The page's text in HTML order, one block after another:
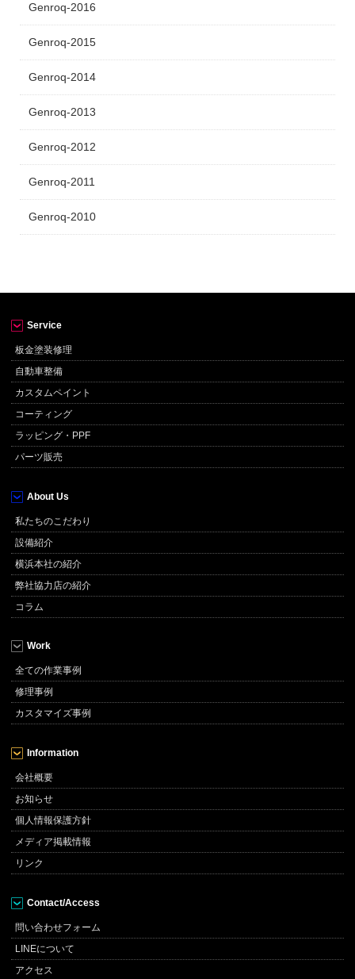
Genroq-2016
Genroq-2015
Genroq-2014
Genroq-2013
Genroq-2012
Genroq-2011
Genroq-2010
Service
板金塗装修理
自動車整備
カスタムペイント
コーティング
ラッピング・PPF
パーツ販売
About Us
私たちのこだわり
設備紹介
横浜本社の紹介
弊社協力店の紹介
コラム
Work
全ての作業事例
修理事例
カスタマイズ事例
Information
会社概要
お知らせ
個人情報保護方針
メディア掲載情報
リンク
Contact/Access
問い合わせフォーム
LINEについて
アクセス